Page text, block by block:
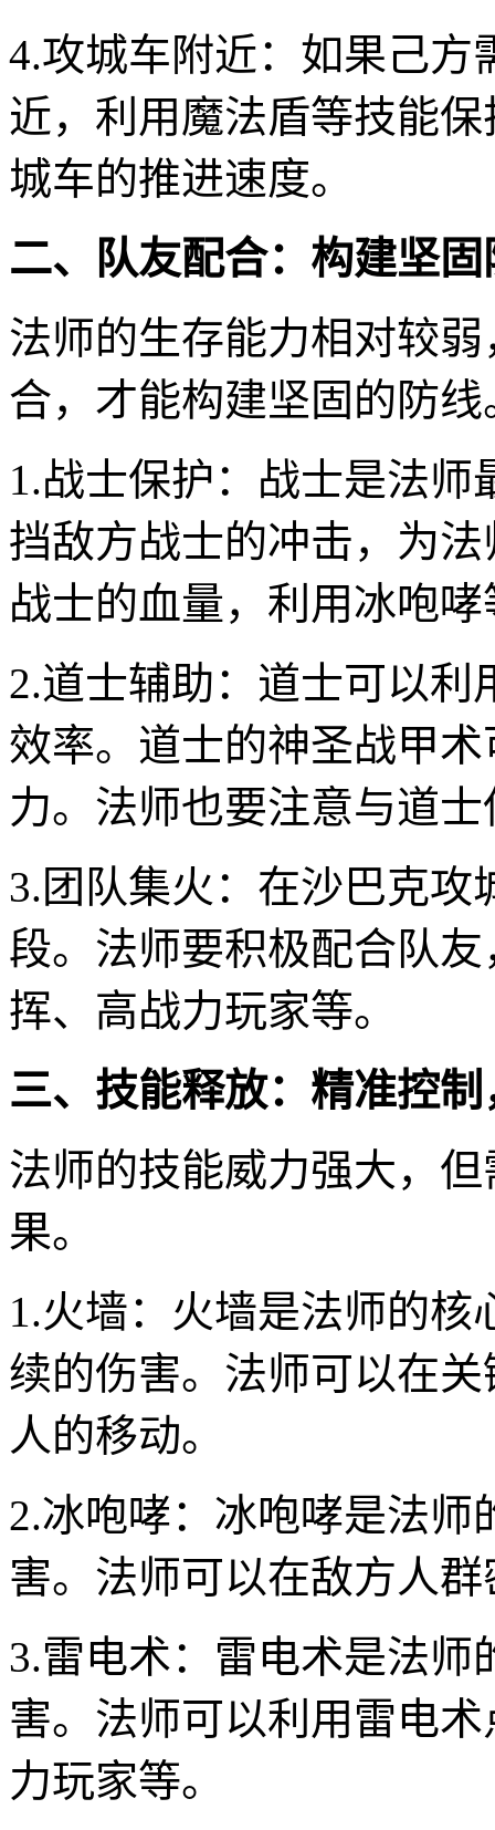
4.攻城车附近：如果己方
近，利用魔法盾等技能
城车的推进速度。
二、队友配合：构建坚固
法师的生存能力相对较
合，才能构建坚固的防线
1.战士保护：战士是法
挡敌方战士的冲击，为
战士的血量，利用冰咆
2.道士辅助：道士可以
效率。道士的神圣战甲
力。法师也要注意与道
3.团队集火：在沙巴克
段。法师要积极配合队
挥、高战力玩家等。
三、技能释放：精准控
法师的技能威力强大，
果。
1.火墙：火墙是法师的
续的伤害。法师可以在
人的移动。
2.冰咆哮：冰咆哮是法
害。法师可以在敌方人
3.雷电术：雷电术是法
害。法师可以利用雷电
力玩家等。